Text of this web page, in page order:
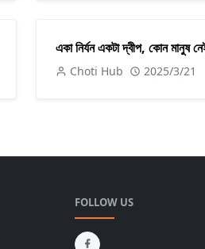
একা নির্যন একটা দ্বীপ, কোন মানুষ
Choti Hub 2025/3/21
FOLLOW US